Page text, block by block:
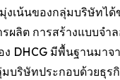
เน้นของกลุ่มบริษัทไ
ต การสร้างแบบจำ
DHCG มีพื้นฐานมา
ริษัทประกอบด้วยธุร